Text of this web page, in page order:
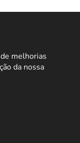
melhorias
da nossa